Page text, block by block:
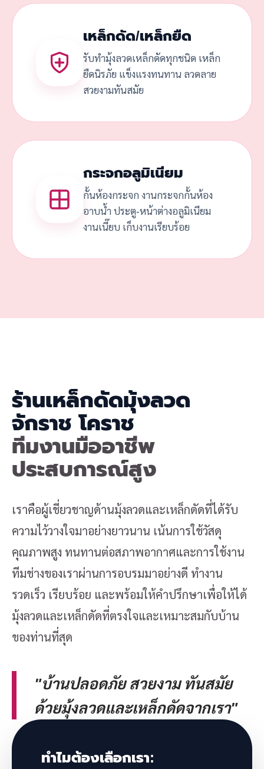
เหล็กดัด/เหล็กยืด
รับทำมุ้งลวดเหล็กดัดทุกชนิด เหล็ก
ยืดนิรภัย แข็งแรงทนทาน ลวดลาย
สวยงามทันสมัย
กระจกอลูมิเนียม
กั้นห้องกระจก งานกระจกกั้นห้อง
อาบน้ำ ประตู-หน้าต่างอลูมิเนียม
งานเนี๊ยบ เก็บงานเรียบร้อย
ร้านเหล็กดัดมุ้งลวด
จักราช โคราช
ทีมงานมืออาชีพ
ประสบการณ์สูง
เราคือผู้เชี่ยวชาญด้านมุ้งลวดและเหล็กดัดที่ได้รับ
ความไว้วางใจมาอย่างยาวนาน เน้นการใช้วัสดุ
คุณภาพสูง ทนทานต่อสภาพอากาศและการใช้งาน
ทีมช่างของเราผ่านการอบรมมาอย่างดี ทำงาน
รวดเร็ว เรียบร้อย และพร้อมให้คำปรึกษาเพื่อให้ได้
มุ้งลวดและเหล็กดัดที่ตรงใจและเหมาะสมกับบ้าน
ของท่านที่สุด
"บ้านปลอดภัย สวยงาม ทันสมัย
ด้วยมุ้งลวดและเหล็กดัดจากเรา"
ทำไมต้องเลือกเรา: